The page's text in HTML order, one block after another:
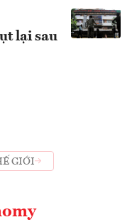
lại sau
GIỚI